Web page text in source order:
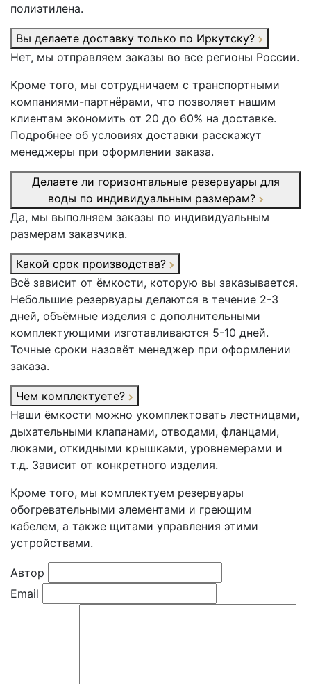
полиэтилена.
Вы делаете доставку только по Иркутску?
Нет, мы отправляем заказы во все регионы России.
Кроме того, мы сотрудничаем с транспортными
компаниями-партнёрами, что позволяет нашим
клиентам экономить от 20 до 60% на доставке.
Подробнее об условиях доставки расскажут
менеджеры при оформлении заказа.
Делаете ли горизонтальные резервуары для
воды по индивидуальным размерам?
Да, мы выполняем заказы по индивидуальным
размерам заказчика.
Какой срок производства?
Всё зависит от ёмкости, которую вы заказывается.
Небольшие резервуары делаются в течение 2-3
дней, объёмные изделия с дополнительными
комплектующими изготавливаются 5-10 дней.
Точные сроки назовёт менеджер при оформлении
заказа.
Чем комплектуете?
Наши ёмкости можно укомплектовать лестницами,
дыхательными клапанами, отводами, фланцами,
люками, откидными крышками, уровнемерами и
т.д. Зависит от конкретного изделия.
Кроме того, мы комплектуем резервуары
обогревательными элементами и греющим
кабелем, а также щитами управления этими
устройствами.
Автор
Email